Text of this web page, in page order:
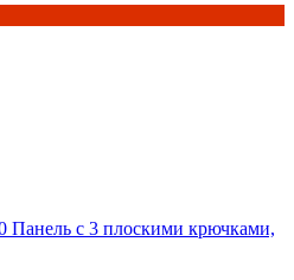
Панель с 3 плоскими крючками,